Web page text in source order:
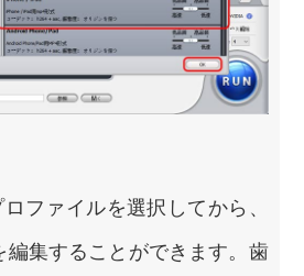
ファイルを選択してから、
編集することができます。歯